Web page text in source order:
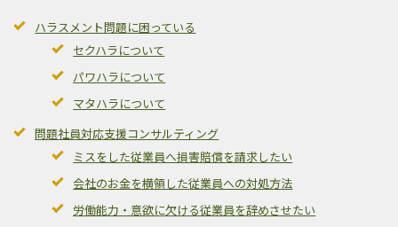
ハラスメント問題に困っている
セクハラについて
パワハラについて
マタハラについて
問題社員対応支援コンサルティング
ミスをした従業員へ損害賠償を請求したい
会社のお金を横領した従業員への対処方法
労働能力・意欲に欠ける従業員を辞めさせたい